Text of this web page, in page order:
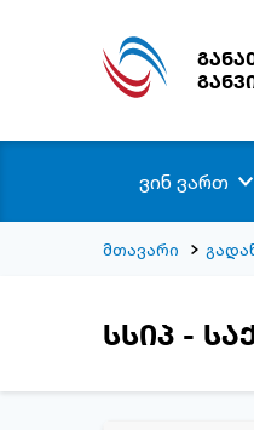
ვინ ვართ
მთავარი
სსიპ -